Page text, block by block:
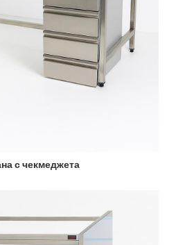
с чекмеджета